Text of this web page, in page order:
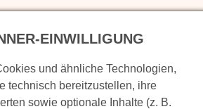
Zur Startseite
finden
EINWILLIGUNG
und ähnliche Technologien,
technisch bereitzustellen, ihre
sowie optionale Inhalte (z. B.